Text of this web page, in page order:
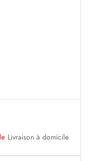
Livraison à domicile